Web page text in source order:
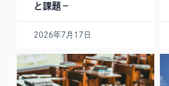
と課題－
2026年7月17日